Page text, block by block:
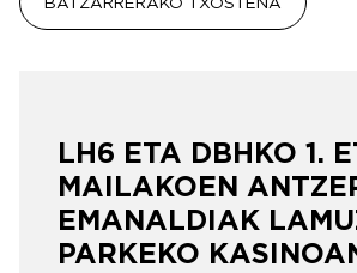
LH6 ETA DBHKO 1.
MAILAKOEN
EMANALDIAK
PARKEKO